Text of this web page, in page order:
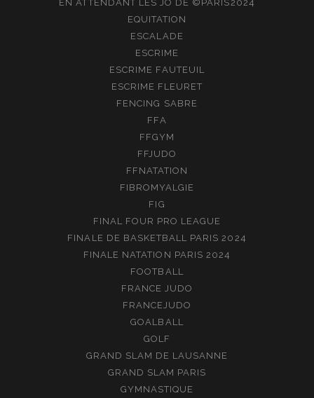
EN ATTENDANT LES JO DE ©PARIS2024
EQUITATION
ESCALADE
ESCRIME
ESCRIME FAUTEUIL
ESCRIME FLEURET
FENCING SABRE
FFA
FFGYM
FFJUDO
FFNATATION
FIBROMYALGIE
FIG
FINAL FOUR PRO LEAGUE
FINALE DE BASKETBALL PARIS 2024
FINALE NATATION PARIS 2024
FOOTBALL
FRANCE JUDO
FRANCEJUDO
GOALBALL
GOLF
GRAND SLAM DE LAUSANNE
GRAND SLAM PARIS
GYMNASTIQUE